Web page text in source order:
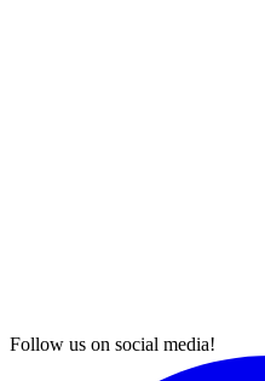
Follow us on social media!